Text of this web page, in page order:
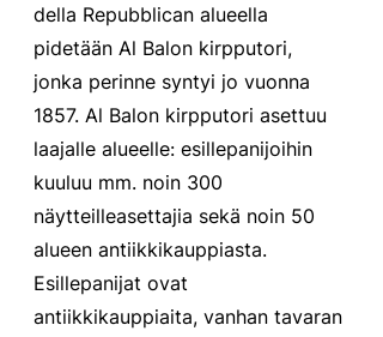
della Repubblican alueella
pidetään Al Balon kirpputori,
jonka perinne syntyi jo vuonna
1857. Al Balon kirpputori asettuu
laajalle alueelle: esillepanijoihin
kuuluu mm. noin 300
näytteilleasettajia sekä noin 50
alueen antiikkikauppiasta.
Esillepanijat ovat
antiikkikauppiaita, vanhan tavaran